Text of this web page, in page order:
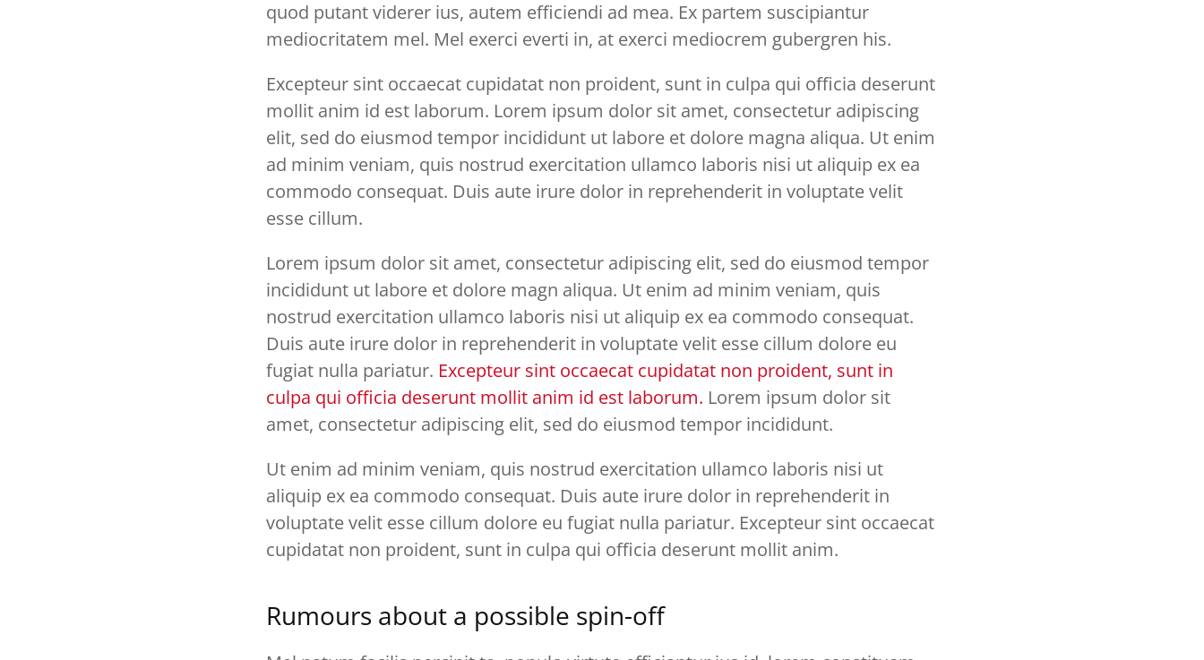
quod putant viderer ius, autem efficiendi ad mea. Ex partem suscipiantur
mediocritatem mel. Mel exerci everti in, at exerci mediocrem gubergren his.
Excepteur sint occaecat cupidatat non proident, sunt in culpa qui officia deserunt
mollit anim id est laborum. Lorem ipsum dolor sit amet, consectetur adipiscing
elit, sed do eiusmod tempor incididunt ut labore et dolore magna aliqua. Ut enim
ad minim veniam, quis nostrud exercitation ullamco laboris nisi ut aliquip ex ea
commodo consequat. Duis aute irure dolor in reprehenderit in voluptate velit
esse cillum.
Lorem ipsum dolor sit amet, consectetur adipiscing elit, sed do eiusmod tempor
incididunt ut labore et dolore magn aliqua. Ut enim ad minim veniam, quis
nostrud exercitation ullamco laboris nisi ut aliquip ex ea commodo consequat.
Duis aute irure dolor in reprehenderit in voluptate velit esse cillum dolore eu
fugiat nulla pariatur. Excepteur sint occaecat cupidatat non proident, sunt in
culpa qui officia deserunt mollit anim id est laborum. Lorem ipsum dolor sit
amet, consectetur adipiscing elit, sed do eiusmod tempor incididunt.
Ut enim ad minim veniam, quis nostrud exercitation ullamco laboris nisi ut
aliquip ex ea commodo consequat. Duis aute irure dolor in reprehenderit in
voluptate velit esse cillum dolore eu fugiat nulla pariatur. Excepteur sint occaecat
cupidatat non proident, sunt in culpa qui officia deserunt mollit anim.
Rumours about a possible spin-off